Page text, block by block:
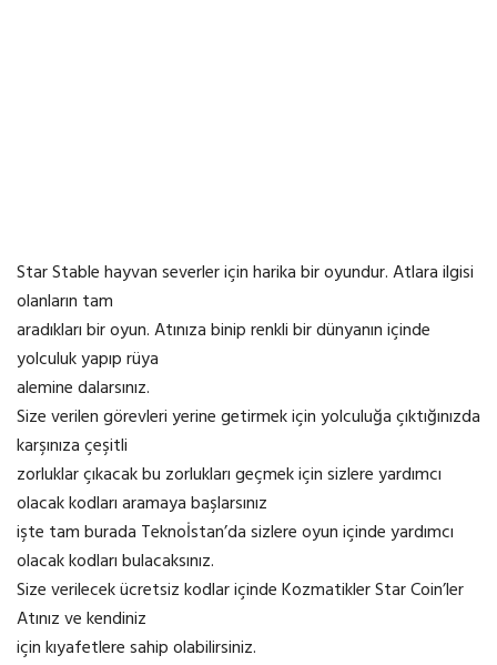
Star Stable hayvan severler için harika bir oyundur. Atlara ilgisi
olanların tam
aradıkları bir oyun. Atınıza binip renkli bir dünyanın içinde
yolculuk yapıp rüya
alemine dalarsınız.
Size verilen görevleri yerine getirmek için yolculuğa çıktığınızda
karşınıza çeşitli
zorluklar çıkacak bu zorlukları geçmek için sizlere yardımcı
olacak kodları aramaya başlarsınız
işte tam burada Teknoİstan’da sizlere oyun içinde yardımcı
olacak kodları bulacaksınız.
Size verilecek ücretsiz kodlar içinde Kozmatikler Star Coin’ler
Atınız ve kendiniz
için kıyafetlere sahip olabilirsiniz.